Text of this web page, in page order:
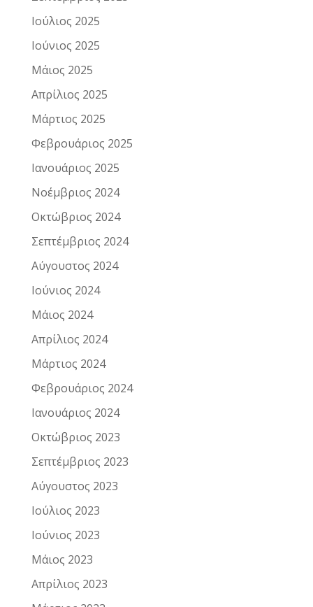
Ιούλιος 2025
Ιούνιος 2025
Μάιος 2025
Απρίλιος 2025
Μάρτιος 2025
Φεβρουάριος 2025
Ιανουάριος 2025
Νοέμβριος 2024
Οκτώβριος 2024
Σεπτέμβριος 2024
Αύγουστος 2024
Ιούνιος 2024
Μάιος 2024
Απρίλιος 2024
Μάρτιος 2024
Φεβρουάριος 2024
Ιανουάριος 2024
Οκτώβριος 2023
Σεπτέμβριος 2023
Αύγουστος 2023
Ιούλιος 2023
Ιούνιος 2023
Μάιος 2023
Απρίλιος 2023